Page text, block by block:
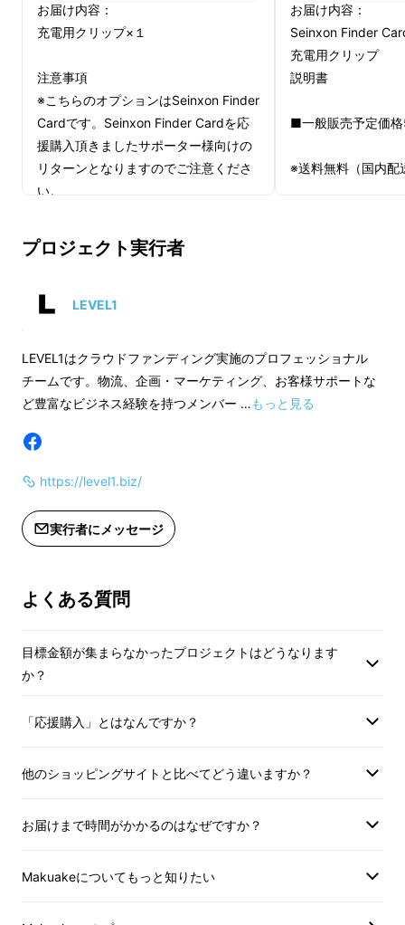
ても不安で、取り戻すのも大変....。
機能もあり、万が一無くしてもすぐに居場所が
し物による全ての煩わしさと不安からあなたを
解放します！
のカードタイプ と、ストラップホールがあり鍵
プタイプ、用途に合わせて2つのタイプからお
お届け内容：
充電用クリップ×１
注意事項
※こちらのオプションはSeinxon Finder
Cardです。Seinxon Finder Cardを応
援購入頂きましたサポーター様向けの
リターンとなりますのでご注意くださ
い。
お届け内容：
Seinxon Finder
充電用クリップ
説明書
■一般販売予定価
※送料無料（国内配
プロジェクト実行者
LEVEL1
LEVEL1はクラウドファンディング実施のプロフェッショナル
チームです。物流、企画・マーケティング、お客様サポートな
ど豊富なビジネス経験を持つメンバー …もっと見る
https://level1.biz/
実行者にメッセージ
よくある質問
目標金額が集まらなかったプロジェクトはどうなります
か？
「応援購入」とはなんですか？
他のショッピングサイトと比べてどう違いますか？
お届けまで時間がかかるのはなぜですか？
Makuakeについてもっと知りたい